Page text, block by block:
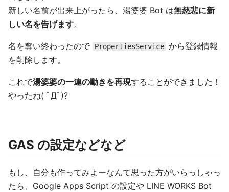
新しい名前が出来上がったら、湯婆婆 Bot は無慈悲に新
しい名を告げます。
名を奪い終わったので PropertiesService から登録情報
を削除します。
これで湯婆婆の一連の動きを再現することができました！
やったね( ﾟДﾟ)?
GAS の設定などなど
もし、自分も作ってみよーなんて思った方がいらっしゃっ
たら、Google Apps Script の設定や LINE WORKS Bot